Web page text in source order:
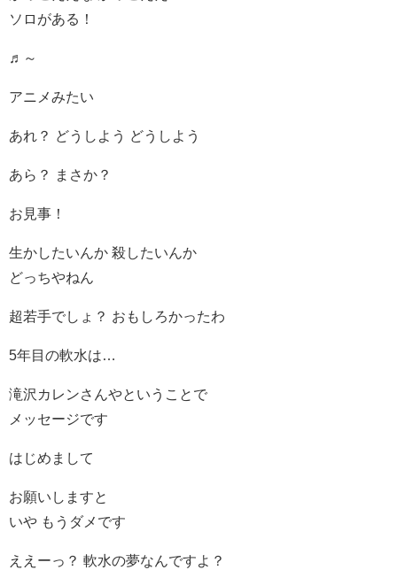
ソロがある！
♬～
アニメみたい
あれ？ どうしよう どうしよう
あら？ まさか？
お見事！
生かしたいんか 殺したいんか
どっちやねん
超若手でしょ？ おもしろかったわ
5年目の軟水は…
滝沢カレンさんやということで
メッセージです
はじめまして
お願いしますと
いや もうダメです
ええーっ？ 軟水の夢なんですよ？